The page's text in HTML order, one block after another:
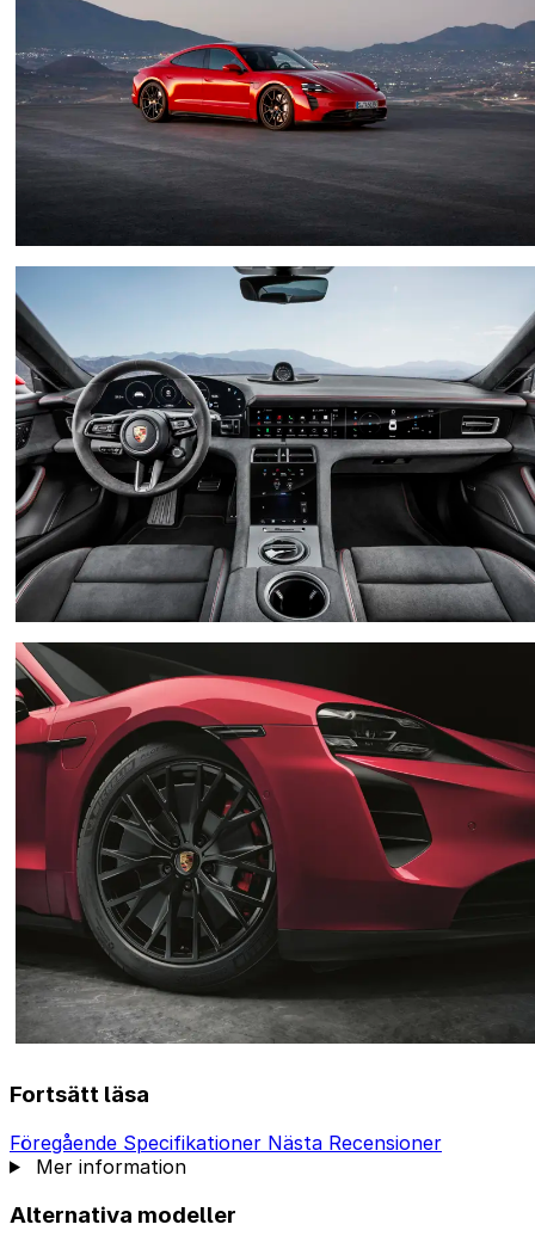
Fortsätt läsa
Föregående Specifikationer Nästa Recensioner
Mer information
Alternativa modeller